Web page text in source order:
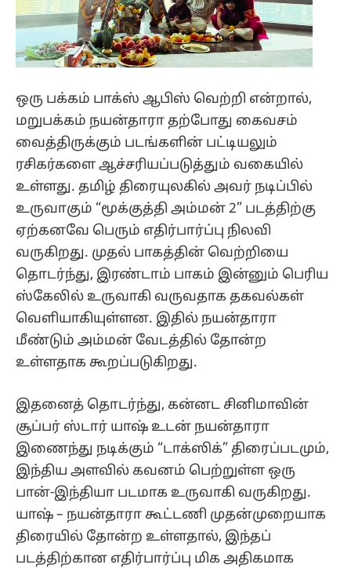
ஒரு பக்கம் பாக்ஸ் ஆபிஸ் வெற்றி என்றால்,
மறுபக்கம் நயன்தாரா தற்போது கைவசம்
வைத்திருக்கும் படங்களின் பட்டியலும்
ரசிகர்களை ஆச்சரியப்படுத்தும் வகையில்
உள்ளது. தமிழ் திரையுலகில் அவர் நடிப்பில்
உருவாகும் “மூக்குத்தி அம்மன் 2” படத்திற்கு
ஏற்கனவே பெரும் எதிர்பார்ப்பு நிலவி
வருகிறது. முதல் பாகத்தின் வெற்றியை
தொடர்ந்து, இரண்டாம் பாகம் இன்னும் பெரிய
ஸ்கேலில் உருவாகி வருவதாக தகவல்கள்
வெளியாகியுள்ளன. இதில் நயன்தாரா
மீண்டும் அம்மன் வேடத்தில் தோன்ற
உள்ளதாக கூறப்படுகிறது.
இதனைத் தொடர்ந்து, கன்னட சினிமாவின்
சூப்பர் ஸ்டார் யாஷ் உடன் நயன்தாரா
இணைந்து நடிக்கும் “டாக்ஸிக்” திரைப்படமும்,
இந்திய அளவில் கவனம் பெற்றுள்ள ஒரு
பான்-இந்தியா படமாக உருவாகி வருகிறது.
யாஷ் – நயன்தாரா கூட்டணி முதன்முறையாக
திரையில் தோன்ற உள்ளதால், இந்தப்
படத்திற்கான எதிர்பார்ப்பு மிக அதிகமாக